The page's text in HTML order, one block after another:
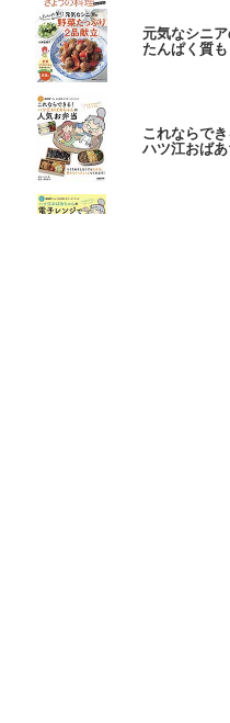
元気なシニ
たんぱく質
これならで
ハツ江おば